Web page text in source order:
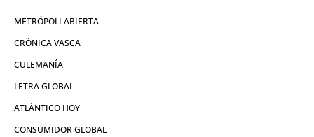
METRÓPOLI ABIERTA
CRÓNICA VASCA
CULEMANÍA
LETRA GLOBAL
ATLÁNTICO HOY
CONSUMIDOR GLOBAL